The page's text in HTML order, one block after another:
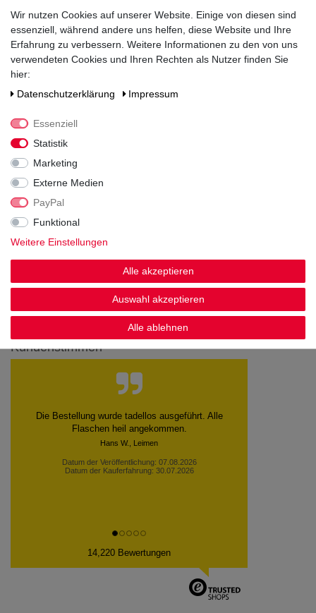
13
Verschluss
Schraubverschluss
Zutaten / Allergene
enthält Sulfite
Julius Kimmle GmbH & Co. KG Weinkellerei, Agnes-Kimmle-
Straße 1, 76889 Kapellen-Drusweiler
Noch sind keine Bewertungen vorhanden.
Kundenstimmen
Sehr schnelle lieferung. Dankeschön
Datum der Kauferfahrung: 30.07.2026
14,220 Bewertungen
Wir nutzen Cookies auf unserer Website. Einige von diesen sind
essenziell, während andere uns helfen, diese Website und Ihre
Erfahrung zu verbessern. Weitere Informationen zu den von uns
verwendeten Cookies und Ihren Rechten als Nutzer finden Sie
hier:
Daten­schutz­erklärung
Impressum
Essenziell
Statistik
Marketing
Externe Medien
PayPal
Funktional
Weitere Einstellungen
Alle akzeptieren
Auswahl akzeptieren
Alle ablehnen